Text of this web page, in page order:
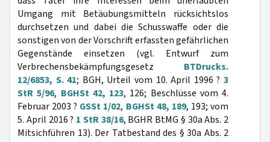
Umgang mit Betäubungsmitteln rücksichtslos
durchsetzen und dabei die Schusswaffe oder die
sonstigen von der Vorschrift erfassten gefährlichen
Gegenstände einsetzen (vgl. Entwurf zum
Verbrechensbekämpfungsgesetz BTDrucks.
12/6853, S. 41; BGH, Urteil vom 10. April 1996 ?3
StR 5/96, BGHSt 42, 123, 126; Beschlüsse vom 4.
Februar 2003 ? GSSt 1/02, BGHSt 48, 189, 193; vom
5. April 2016 ? 1 StR 38/16, BGHR BtMG § 30a Abs. 2
Mitsichführen 13). Der Tatbestand des § 30a Abs. 2